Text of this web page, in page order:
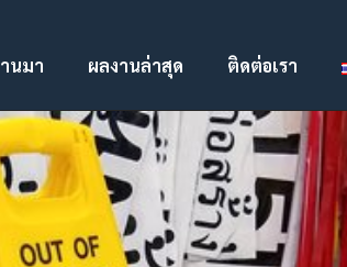
นมา ผลงานล่าสุด ติดต่อเรา